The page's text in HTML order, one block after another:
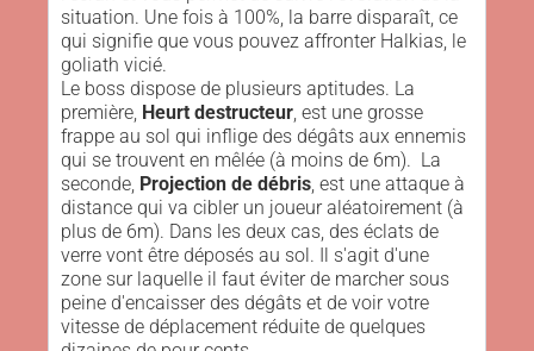
situation. Une fois à 100%, la barre disparaît, ce
qui signifie que vous pouvez affronter Halkias, le
goliath vicié.
Le boss dispose de plusieurs aptitudes. La
première, Heurt destructeur, est une grosse
frappe au sol qui inflige des dégâts aux ennemis
qui se trouvent en mêlée (à moins de 6m). La
seconde, Projection de débris, est une attaque à
distance qui va cibler un joueur aléatoirement (à
plus de 6m). Dans les deux cas, des éclats de
verre vont être déposés au sol. Il s'agit d'une
zone sur laquelle il faut éviter de marcher sous
peine d'encaisser des dégâts et de voir votre
vitesse de déplacement réduite de quelques